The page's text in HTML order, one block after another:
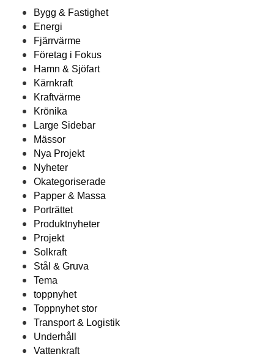
Bygg & Fastighet
Energi
Fjärrvärme
Företag i Fokus
Hamn & Sjöfart
Kärnkraft
Kraftvärme
Krönika
Large Sidebar
Mässor
Nya Projekt
Nyheter
Okategoriserade
Papper & Massa
Porträttet
Produktnyheter
Projekt
Solkraft
Stål & Gruva
Tema
toppnyhet
Toppnyhet stor
Transport & Logistik
Underhåll
Vattenkraft